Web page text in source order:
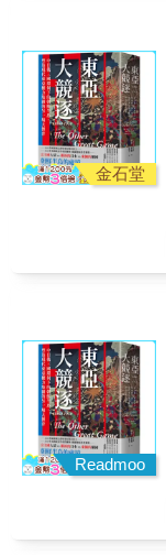
金石堂
Readmoo